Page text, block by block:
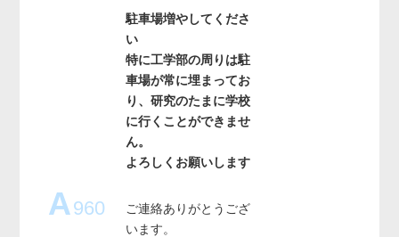
駐車場増やしてくださ
い
特に工学部の周りは駐
車場が常に埋まってお
り、研究のたまに学校
に行くことができませ
ん。
よろしくお願いします
A960
ご連絡ありがとうござ
います。